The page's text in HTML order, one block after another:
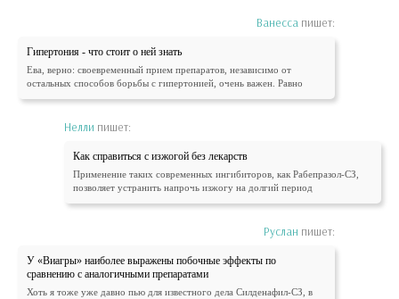
Ванесса пишет:
Гипертония - что стоит о ней знать
Ева, верно: своевременный прием препаратов, независимо от
остальных способов борьбы с гипертонией, очень важен. Равно
Нелли пишет:
Как справиться с изжогой без лекарств
Применение таких современных ингибиторов, как Рабепразол-СЗ,
позволяет устранить напрочь изжогу на долгий период
Руслан пишет:
У «Виагры» наиболее выражены побочные эффекты по
сравнению с аналогичными препаратами
Хоть я тоже уже давно пью для известного дела Силденафил-СЗ, в